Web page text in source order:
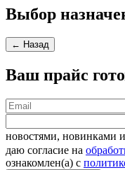
Выбор
← Назад
Ваш прайс
новостями, новинками
даю согласие на
ознакомлен(а) с